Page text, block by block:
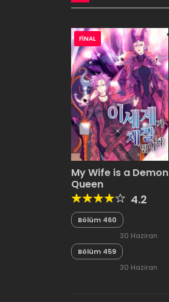
FINAL
My Wife is a Demon
Queen
4.2
Bölüm 460
30 Haziran
2026
Bölüm 459
30 Haziran